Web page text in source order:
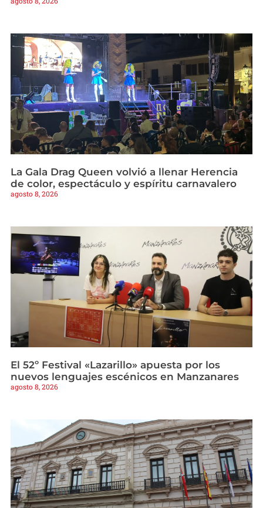
La Gala Drag Queen volvió a llenar Herencia
de color, espectáculo y espíritu carnavalero
agosto 8, 2026
El 52º Festival «Lazarillo» apuesta por los
nuevos lenguajes escénicos en Manzanares
agosto 8, 2026